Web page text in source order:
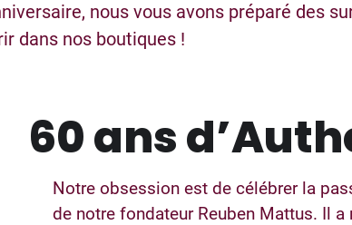
nous vous avons préparé des
dans nos boutiques !
60 ans
Notre obsession est de célébrer la
de notre fondateur Reuben Mattus. Il a